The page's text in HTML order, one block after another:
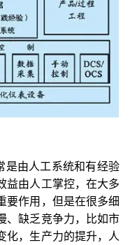
是由人工系统和有经验
益由人工掌控，在大多
要作用，但是在很多细
、缺乏竞争力，比如市
化，生产力的提升，人